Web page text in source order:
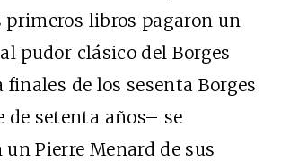
primeros libros pagaron un
pudor clásico del Borges
de los sesenta Borges
de setenta años– se
un Pierre Menard de sus